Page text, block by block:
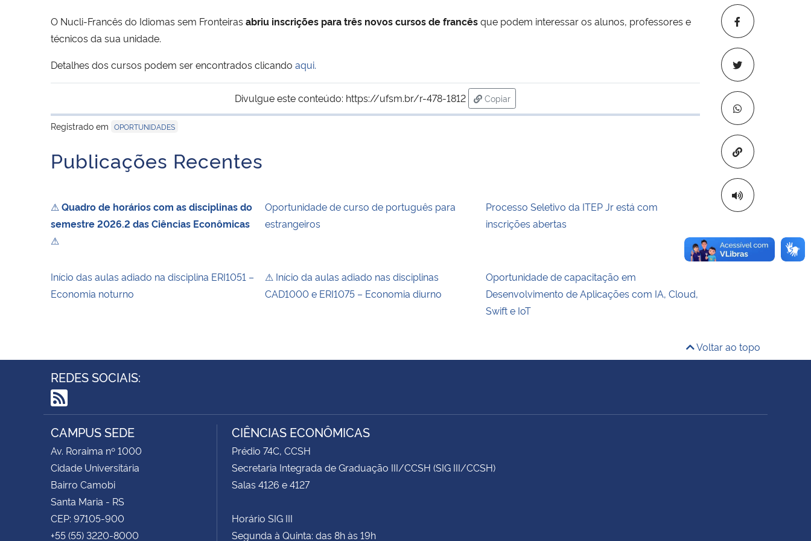
Copiar para
O Nucli-Francês do Idiomas sem Fronteiras abriu inscrições para três novos cursos de francêsque podem interessar os alunos, professores e
técnicos da sua unidade.
Detalhes dos cursos podem ser encontrados clicando aqui.
Divulgue este conteúdo: https://ufsm.br/r-478-1812
Copiar
para área de transferência
Registrado em OPORTUNIDADES
Publicações Recentes
⚠ Quadro de horários com as disciplinas do
semestre 2026.2 das Ciências Econômicas
⚠
Oportunidade de curso de português para
estrangeiros
Processo Seletivo da ITEP Jr está com
inscrições abertas
Início das aulas adiado na disciplina ERI1051 –
Economia noturno
⚠ Início da aulas adiado nas disciplinas
CAD1000 e ERI1075 – Economia diurno
Oportunidade de capacitação em
Desenvolvimento de Aplicações com IA, Cloud,
Swift e IoT
Voltar ao topo
REDES SOCIAIS:
RSS
CAMPUS SEDE
Av. Roraima nº 1000
Cidade Universitária
Bairro Camobi
Santa Maria - RS
CEP: 97105-900
+55 (55) 3220-8000
CIÊNCIAS ECONÔMICAS
Prédio 74C, CCSH
Secretaria Integrada de Graduação III/CCSH (SIG III/CCSH)
Salas 4126 e 4127
Horário SIG III
Segunda à Quinta: das 8h às 19h